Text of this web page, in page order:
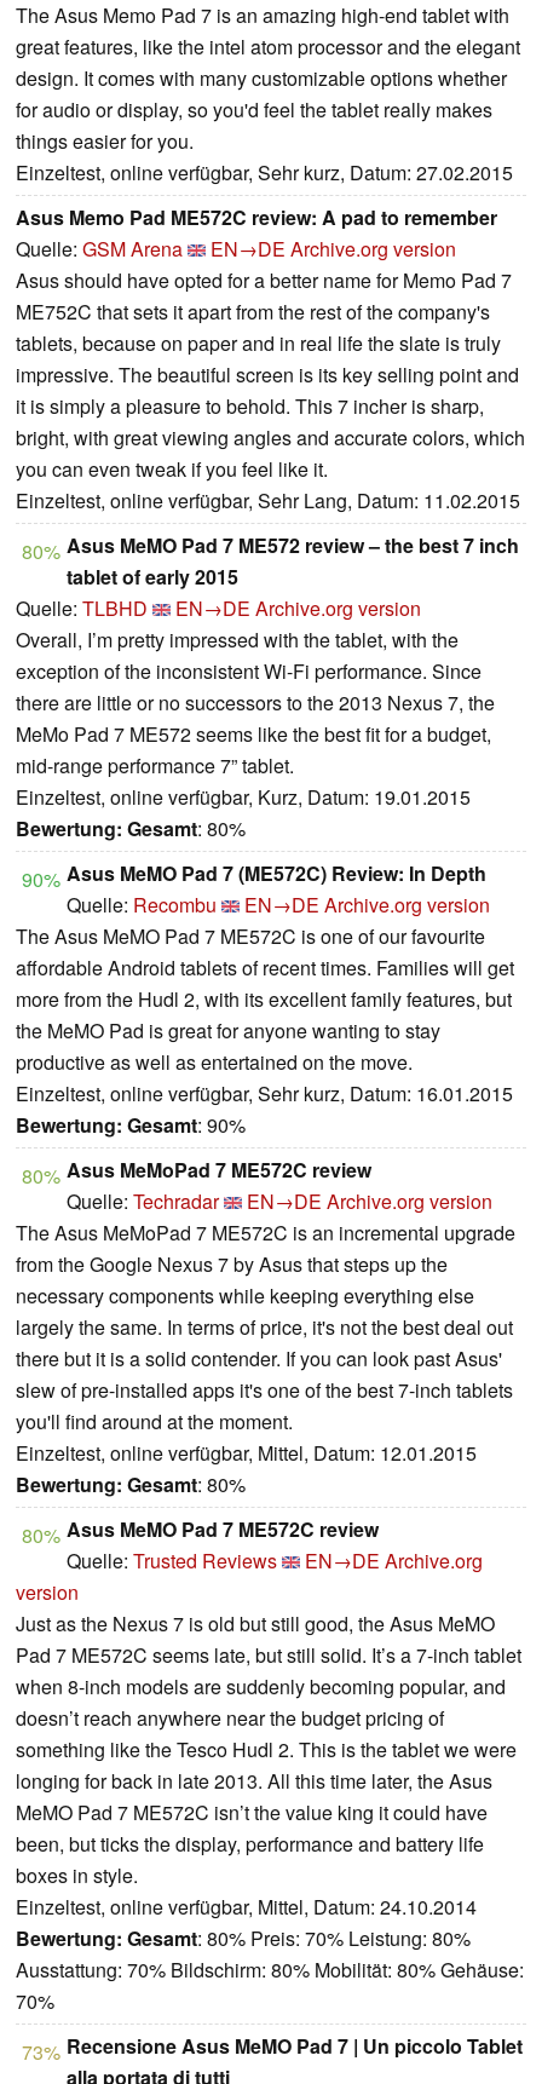
The Asus Memo Pad 7 is an amazing high-end tablet with
great features, like the intel atom processor and the elegant
design. It comes with many customizable options whether
for audio or display, so you'd feel the tablet really makes
things easier for you.
Einzeltest, online verfügbar, Sehr kurz, Datum: 27.02.2015
Asus Memo Pad ME572C review: A pad to remember
Quelle: GSM Arena EN→DE Archive.org version
Asus should have opted for a better name for Memo Pad 7
ME752C that sets it apart from the rest of the company's
tablets, because on paper and in real life the slate is truly
impressive. The beautiful screen is its key selling point and
it is simply a pleasure to behold. This 7 incher is sharp,
bright, with great viewing angles and accurate colors, which
you can even tweak if you feel like it.
Einzeltest, online verfügbar, Sehr Lang, Datum: 11.02.2015
80% Asus MeMO Pad 7 ME572 review – the best 7 inch
tablet of early 2015
Quelle: TLBHD EN→DE Archive.org version
Overall, I’m pretty impressed with the tablet, with the
exception of the inconsistent Wi-Fi performance. Since
there are little or no successors to the 2013 Nexus 7, the
MeMo Pad 7 ME572 seems like the best fit for a budget,
mid-range performance 7” tablet.
Einzeltest, online verfügbar, Kurz, Datum: 19.01.2015
Bewertung: Gesamt: 80%
90% Asus MeMO Pad 7 (ME572C) Review: In Depth
Quelle: Recombu EN→DE Archive.org version
The Asus MeMO Pad 7 ME572C is one of our favourite
affordable Android tablets of recent times. Families will get
more from the Hudl 2, with its excellent family features, but
the MeMO Pad is great for anyone wanting to stay
productive as well as entertained on the move.
Einzeltest, online verfügbar, Sehr kurz, Datum: 16.01.2015
Bewertung: Gesamt: 90%
80% Asus MeMoPad 7 ME572C review
Quelle: Techradar EN→DE Archive.org version
The Asus MeMoPad 7 ME572C is an incremental upgrade
from the Google Nexus 7 by Asus that steps up the
necessary components while keeping everything else
largely the same. In terms of price, it's not the best deal out
there but it is a solid contender. If you can look past Asus'
slew of pre-installed apps it's one of the best 7-inch tablets
you'll find around at the moment.
Einzeltest, online verfügbar, Mittel, Datum: 12.01.2015
Bewertung: Gesamt: 80%
80% Asus MeMO Pad 7 ME572C review
Quelle: Trusted Reviews EN→DE Archive.org
version
Just as the Nexus 7 is old but still good, the Asus MeMO
Pad 7 ME572C seems late, but still solid. It’s a 7-inch tablet
when 8-inch models are suddenly becoming popular, and
doesn’t reach anywhere near the budget pricing of
something like the Tesco Hudl 2. This is the tablet we were
longing for back in late 2013. All this time later, the Asus
MeMO Pad 7 ME572C isn’t the value king it could have
been, but ticks the display, performance and battery life
boxes in style.
Einzeltest, online verfügbar, Mittel, Datum: 24.10.2014
Bewertung: Gesamt: 80% Preis: 70% Leistung: 80%
Ausstattung: 70% Bildschirm: 80% Mobilität: 80% Gehäuse:
70%
73% Recensione Asus MeMO Pad 7 | Un piccolo Tablet
alla portata di tutti